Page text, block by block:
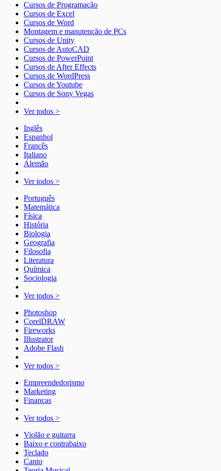
Cursos de Programação
Cursos de Excel
Cursos de Word
Montagem e manutenção de PCs
Cursos de Unity
Cursos de AutoCAD
Cursos de PowerPoint
Cursos de After Effects
Cursos de WordPress
Cursos de Youtube
Cursos de Sony Vegas
Ver todos >
Inglês
Espanhol
Francês
Italiano
Alemão
Ver todos >
Português
Matemática
Física
História
Biologia
Geografia
Filosofia
Literatura
Química
Sociologia
Ver todos >
Photoshop
CorelDRAW
Fireworks
Illustrator
Adobe Flash
Ver todos >
Empreendedorismo
Marketing
Finanças
Ver todos >
Violão e guitarra
Baixo e contrabaixo
Teclado
Canto